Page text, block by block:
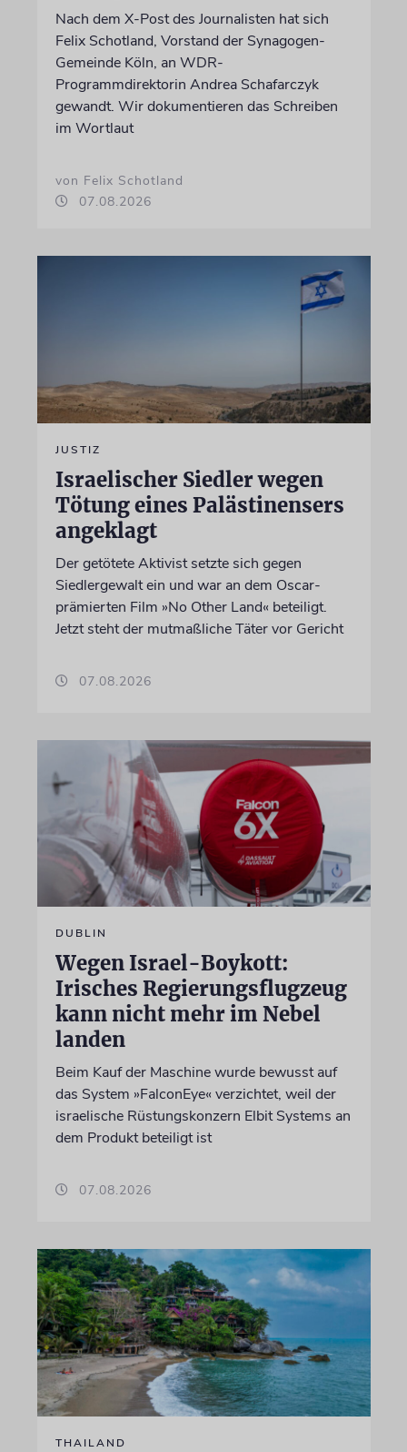
Nach dem X-Post des Journalisten hat sich
Felix Schotland, Vorstand der Synagogen-
Gemeinde Köln, an WDR-
Programmdirektorin Andrea Schafarczyk
gewandt. Wir dokumentieren das Schreiben
im Wortlaut
von Felix Schotland
07.08.2026
JUSTIZ
Israelischer Siedler wegen
Tötung eines Palästinensers
angeklagt
Der getötete Aktivist setzte sich gegen
Siedlergewalt ein und war an dem Oscar-
prämierten Film »No Other Land« beteiligt.
Jetzt steht der mutmaßliche Täter vor Gericht
07.08.2026
DUBLIN
Wegen Israel-Boykott:
Irisches Regierungsflugzeug
kann nicht mehr im Nebel
landen
Beim Kauf der Maschine wurde bewusst auf
das System »FalconEye« verzichtet, weil der
israelische Rüstungskonzern Elbit Systems an
dem Produkt beteiligt ist
07.08.2026
THAILAND